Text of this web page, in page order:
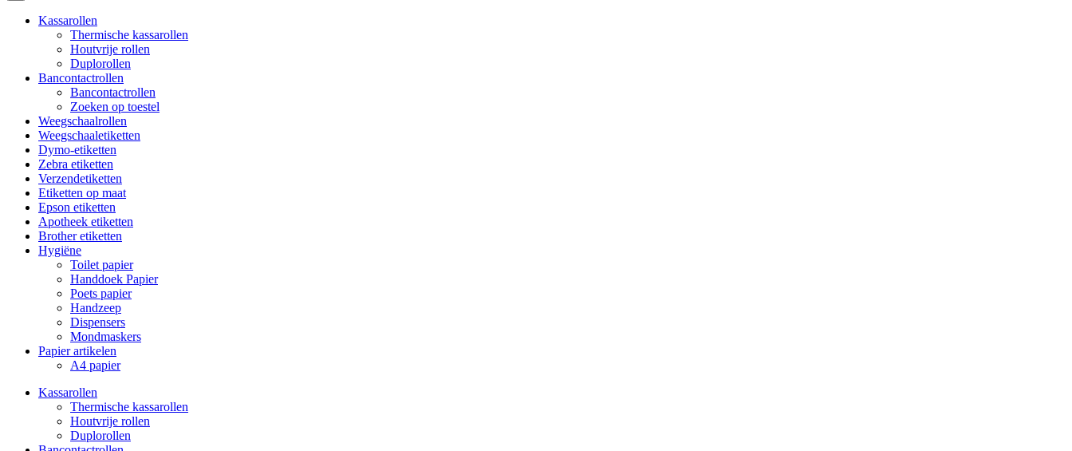
Kassarollen
Thermische kassarollen
Houtvrije rollen
Duplorollen
Bancontactrollen
Bancontactrollen
Zoeken op toestel
Weegschaalrollen
Weegschaaletiketten
Dymo-etiketten
Zebra etiketten
Verzendetiketten
Etiketten op maat
Epson etiketten
Apotheek etiketten
Brother etiketten
Hygiëne
Toilet papier
Handdoek Papier
Poets papier
Handzeep
Dispensers
Mondmaskers
Papier artikelen
A4 papier
Kassarollen
Thermische kassarollen
Houtvrije rollen
Duplorollen